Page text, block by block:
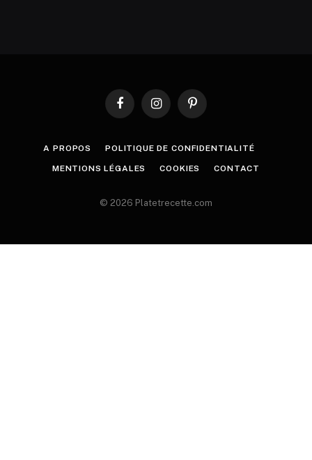
FacebookInstagramPinterest
A PROPOS POLITIQUE DE CONFIDENTIALITÉ
MENTIONS LÉGALES COOKIES CONTACT
© 2026 Platetrecette.com